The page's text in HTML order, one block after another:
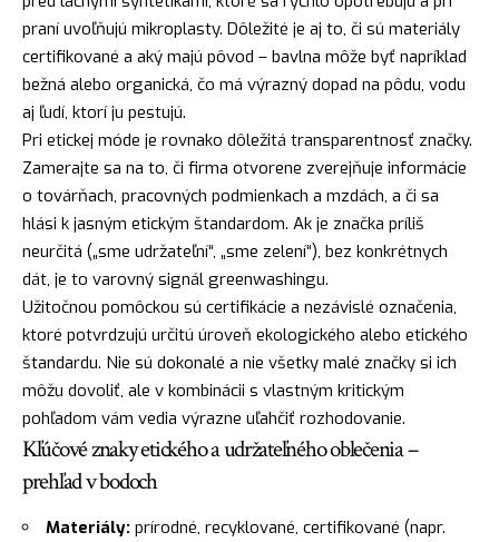
praní uvoľňujú mikroplasty. Dôležité je aj to, či sú materiály
certifikované a aký majú pôvod – bavlna môže byť napríklad
bežná alebo organická, čo má výrazný dopad na pôdu, vodu
aj ľudí, ktorí ju pestujú.
Pri etickej móde je rovnako dôležitá transparentnosť značky.
Zamerajte sa na to, či firma otvorene zverejňuje informácie
o továrňach, pracovných podmienkach a mzdách, a či sa
hlási k jasným etickým štandardom. Ak je značka príliš
neurčitá („sme udržateľní“, „sme zelení“), bez konkrétnych
dát, je to varovný signál greenwashingu.
Užitočnou pomôckou sú certifikácie a nezávislé označenia,
ktoré potvrdzujú určitú úroveň ekologického alebo etického
štandardu. Nie sú dokonalé a nie všetky malé značky si ich
môžu dovoliť, ale v kombinácii s vlastným kritickým
pohľadom vám vedia výrazne uľahčiť rozhodovanie.
Kľúčové znaky etického a udržateľného oblečenia –
prehľad v bodoch
Materiály: prírodné, recyklované, certifikované (napr.